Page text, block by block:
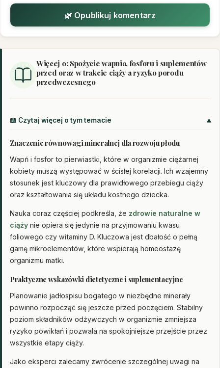
🌿 Opublikuj komentarz
Więcej o: Spożycie wapnia, fosforu i suplementów
przed oraz w trakcie ciąży a ryzyko porodu
przedwczesnego
📖 Czytaj więcej o tym temacie
Znaczenie równowagi mineralnej dla rozwoju płodu
Wapń i fosfor to pierwiastki, które w organizmie ciężarnej
kobiety muszą występować w ścisłej korelacji. Ich wzajemny
stosunek jest kluczowy dla prawidłowego przebiegu ciąży
oraz kształtowania się układu kostnego dziecka.
Nauka coraz częściej podkreśla, że zdrowie naturalne w
ciąży nie opiera się jedynie na przyjmowaniu kwasu
foliowego czy witaminy D. Kluczowa jest dbałość o pełną
gamę mikroelementów, które wspierają homeostazę
organizmu matki.
Praktyczne wskazówki dietetyczne i suplementacyjne
Planowanie jadłospisu bogatego w niezbędne minerały
powinno rozpocząć się jeszcze przed poczęciem. Stabilny
poziom składników odżywczych w organizmie zmniejsza
ryzyko powikłań i pozwala na spokojniejsze przejście przez
wszystkie etapy ciąży.
Jako eksperci zalecamy zwrócenie szczególnej uwagi na